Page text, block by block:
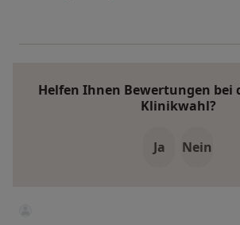
Helfen Ihnen Bewertungen bei
Klinikwahl?
Ja Nein